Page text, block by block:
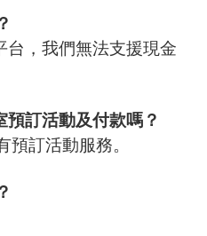
，我們無法支援現金
訂活動及付款嗎？
訂活動服務。